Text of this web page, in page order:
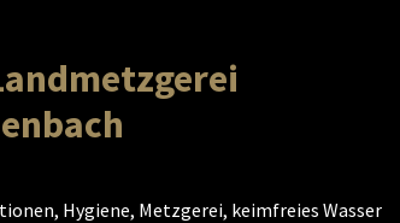
Hygiene, Metzgerei, keimfreies Wasser